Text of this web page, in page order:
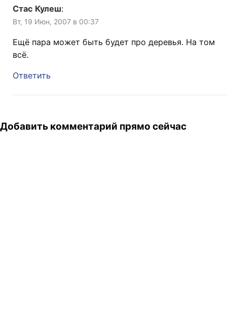
Стас Кулеш:
Вт, 19 Июн, 2007 в 00:37
Ещё пара может быть будет про деревья. На том
всё.
Ответить
Добавить комментарий прямо сейчас